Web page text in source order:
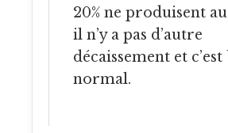
20% ne produisent
il n’y a pas d’autre
décaissement et
normal.